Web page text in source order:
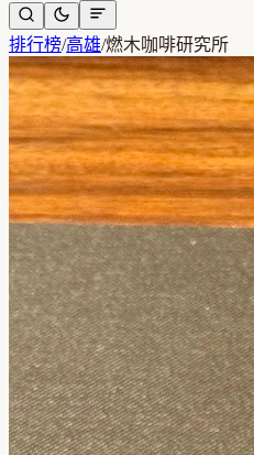
排行榜/高雄/燃木咖啡研究所